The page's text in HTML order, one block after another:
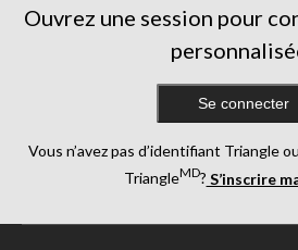
Ouvrez une session pour
Se connecter
Vous n’avez pas d’identifiant Triangle
TriangleMD? S’inscrire